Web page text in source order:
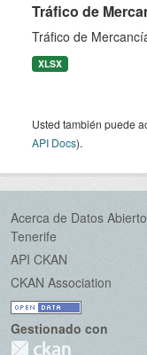
Tráfico de
Tráfico de
XLSX
Usted también puede
API Docs).
Acerca de Datos
Tenerife
API CKAN
CKAN Association
Gestionado con